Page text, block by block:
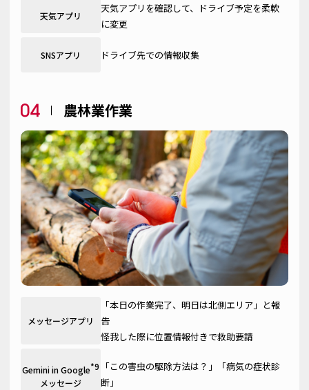
天気アプリ
天気アプリを確認して、ドライブ予定を柔軟
に変更
SNSアプリ ドライブ先での情報収集
農林業作業
メッセージアプリ
「本日の作業完了、明日は北側エリア」と報
告
怪我した際に位置情報付きで救助要請
Gemini in Google*9
メッセージ
「この害虫の駆除方法は？」「病気の症状診
断」